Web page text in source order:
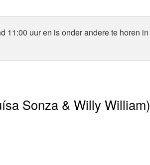
11:00 uur en is onder andere te horen in
Sonza & Willy William)